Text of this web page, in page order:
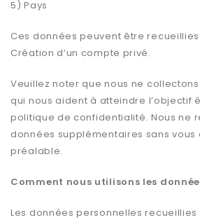
5) Pays
Ces données peuvent être
Création d’un compte privé.
Veuillez noter que nous ne
qui nous aident à atteindre l’objectif
politique de confidentialité. Nous ne
données supplémentaires sans vous
préalable.
Comment nous utilisons les
Les données personnelles